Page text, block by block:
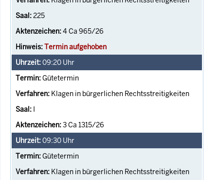
225
4 Ca 965/26
Termin aufgehoben
09:20 Uhr
Gütetermin
Klagen in bürgerlichen Rechtsstreitigkeiten
I
3 Ca 1315/26
09:30 Uhr
Gütetermin
Klagen in bürgerlichen Rechtsstreitigkeiten